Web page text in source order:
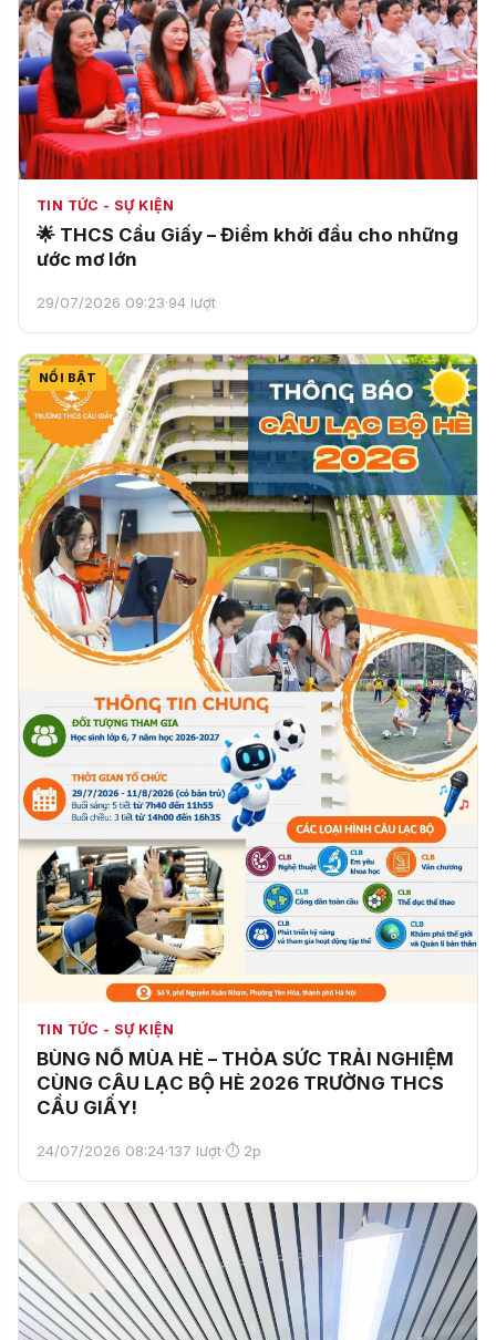
TIN TỨC - SỰ KIỆN
🌟 THCS Cầu Giấy – Điểm khởi đầu cho những
ước mơ lớn
29/07/2026 09:23·94 lượt
NỔI BẬT
TIN TỨC - SỰ KIỆN
BÙNG NỔ MÙA HÈ – THỎA SỨC TRẢI NGHIỆM
CÙNG CÂU LẠC BỘ HÈ 2026 TRƯỜNG THCS
CẦU GIẤY!
24/07/2026 08:24·137 lượt·⏱ 2p